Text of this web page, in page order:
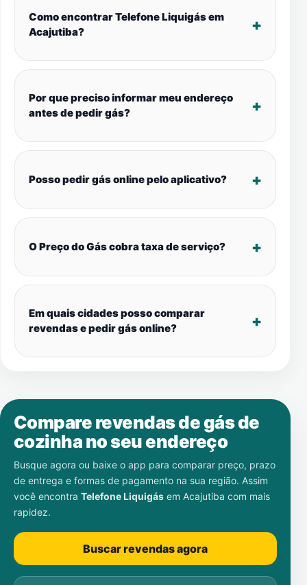
Como encontrar Telefone Liquigás em
Acajutiba?
Por que preciso informar meu endereço
antes de pedir gás?
Posso pedir gás online pelo aplicativo?
O Preço do Gás cobra taxa de serviço?
Em quais cidades posso comparar
revendas e pedir gás online?
Compare revendas de gás de
cozinha no seu endereço
Busque agora ou baixe o app para comparar preço, prazo
de entrega e formas de pagamento na sua região. Assim
você encontra Telefone Liquigás em Acajutiba com mais
rapidez.
Buscar revendas agora